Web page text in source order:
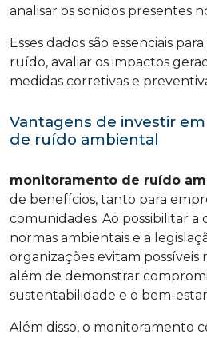
analisar os sonidos presentes
Esses dados são essenciais
ruído, avaliar os impactos
medidas corretivas e
Vantagens de investir
de ruído ambiental
monitoramento de ruído
de benefícios, tanto para
comunidades. Ao possibilitar a
normas ambientais e a
organizações evitam possíveis
além de demonstrar
sustentabilidade e o bem-
Além disso, o monitoramento